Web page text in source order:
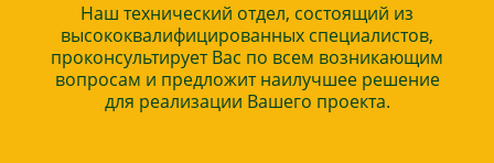
Наш технический отдел, состоящий из
высококвалифицированных специалистов,
проконсультирует Вас по всем возникающим
вопросам и предложит наилучшее решение
для реализации Вашего проекта.